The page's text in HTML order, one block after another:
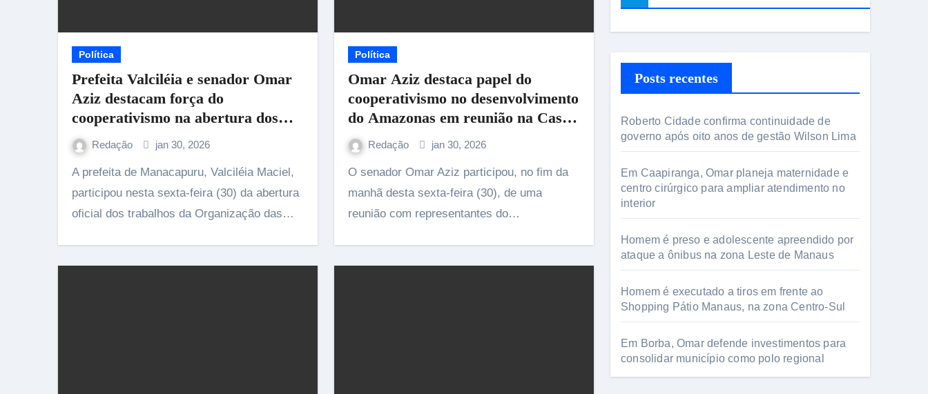
Política
Prefeita Valciléia e senador Omar
Aziz destacam força do
cooperativismo na abertura dos
trabalhos da OCB/AM
Redação jan 30, 2026
A prefeita de Manacapuru, Valciléia Maciel,
participou nesta sexta-feira (30) da abertura
oficial dos trabalhos da Organização das…
Política
Omar Aziz destaca papel do
cooperativismo no desenvolvimento
do Amazonas em reunião na Casa
do Cooperativismo
Redação jan 30, 2026
O senador Omar Aziz participou, no fim da
manhã desta sexta-feira (30), de uma
reunião com representantes do…
Posts recentes
Roberto Cidade confirma continuidade de
governo após oito anos de gestão Wilson Lima
Em Caapiranga, Omar planeja maternidade e
centro cirúrgico para ampliar atendimento no
interior
Homem é preso e adolescente apreendido por
ataque a ônibus na zona Leste de Manaus
Homem é executado a tiros em frente ao
Shopping Pátio Manaus, na zona Centro-Sul
Em Borba, Omar defende investimentos para
consolidar município como polo regional